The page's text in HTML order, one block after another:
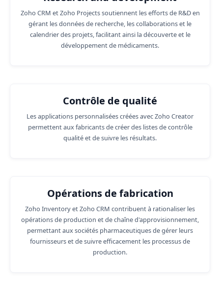
Zoho CRM et Zoho Projects soutiennent les efforts de R&D en
gérant les données de recherche, les collaborations et le
calendrier des projets, facilitant ainsi la découverte et le
développement de médicaments.
Contrôle de qualité
Les applications personnalisées créées avec Zoho Creator
permettent aux fabricants de créer des listes de contrôle
qualité et de suivre les résultats.
Opérations de fabrication
Zoho Inventory et Zoho CRM contribuent à rationaliser les
opérations de production et de chaîne d'approvisionnement,
permettant aux sociétés pharmaceutiques de gérer leurs
fournisseurs et de suivre efficacement les processus de
production.